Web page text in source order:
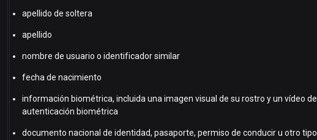
apellido de soltera
apellido
nombre de usuario o identificador similar
fecha de nacimiento
información biométrica, incluida una imagen visual de su rostro y un vídeo de
autenticación biométrica
documento nacional de identidad, pasaporte, permiso de conducir u otro tipo